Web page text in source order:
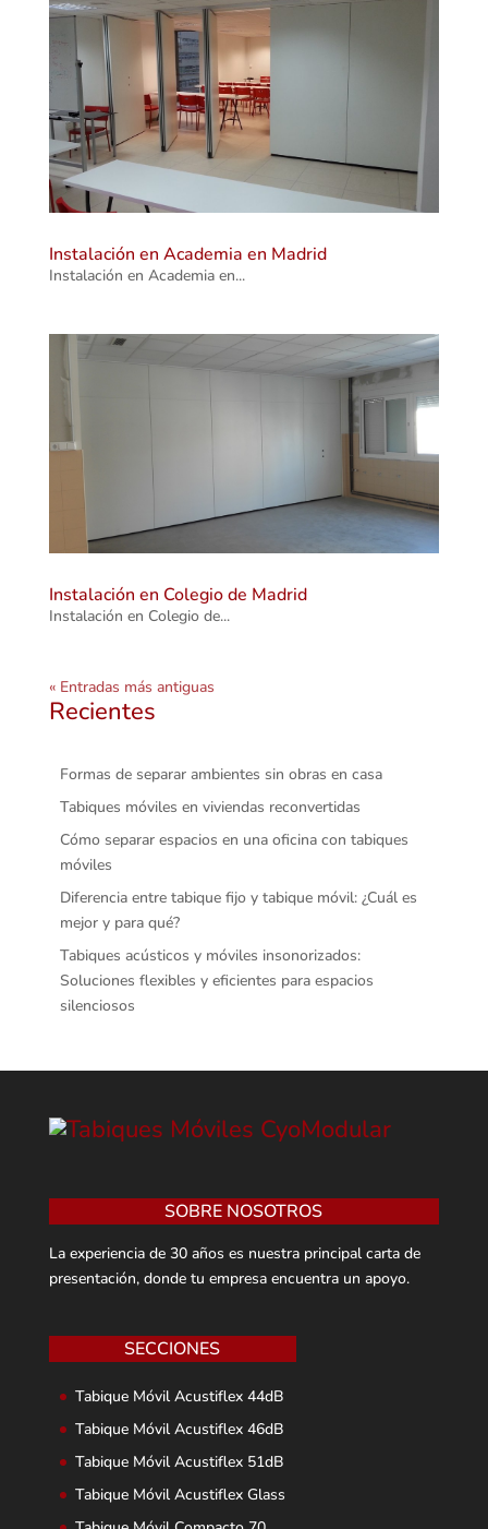
Instalación en Academia en Madrid
Instalación en Academia en...
Instalación en Colegio de Madrid
Instalación en Colegio de...
« Entradas más antiguas
Recientes
Formas de separar ambientes sin obras en casa
Tabiques móviles en viviendas reconvertidas
Cómo separar espacios en una oficina con tabiques
móviles
Diferencia entre tabique fijo y tabique móvil: ¿Cuál es
mejor y para qué?
Tabiques acústicos y móviles insonorizados:
Soluciones flexibles y eficientes para espacios
silenciosos
SOBRE NOSOTROS
La experiencia de 30 años es nuestra principal carta de
presentación, donde tu empresa encuentra un apoyo.
SECCIONES
Tabique Móvil Acustiflex 44dB
Tabique Móvil Acustiflex 46dB
Tabique Móvil Acustiflex 51dB
Tabique Móvil Acustiflex Glass